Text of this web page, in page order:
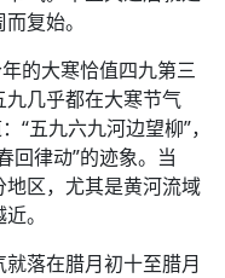
复始。
的大寒恰值四九第三
几乎都在大寒节气
“五九六九河边望柳”，
回律动”的迹象。当
区，尤其是黄河流域
。
落在腊月初十至腊月